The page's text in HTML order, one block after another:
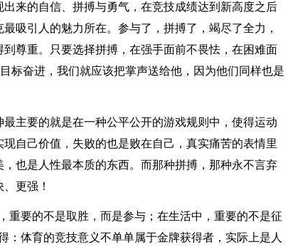
来的自信、拼搏与勇气，在竞技成绩达到新高度之后
吸引人的魅力所在。参与了，拼搏了，竭尽了全力，
尊重。只要选择拼搏，在强手面前不畏怯，在困难面
标奋进，我们就应该把掌声送给他，因为他们同样也是
主要的就是在一种公平公开的游戏规则中，使得运动
自己价值，失败的也是败在自己，真实痛苦的表情里
也是人性最本质的东西。而那种拼搏，那种永不言弃
更强！
重要的不是取胜，而是参与；在生活中，重要的不是征
：体育的竞技意义不单单属于金牌获得者，实际上是人